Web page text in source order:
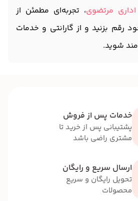
مرتضوی، تجربه‌ای مطمئن از
رقم بزنید و از گارانتی و خدمات
شوید.
خدمات پس از فروش
پشتیبانی پس از خرید تا
مشتری راضی باشد
ارسال سریع و رایگان
تحویل رایگان و سریع
محصولات